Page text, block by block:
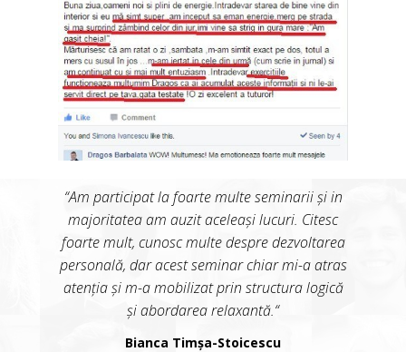
“Am participat la foarte multe seminarii și in
majoritatea am auzit aceleași lucuri. Citesc
foarte mult, cunosc multe despre dezvoltarea
personală, dar acest seminar chiar mi-a atras
atenția și m-a mobilizat prin structura logică
și abordarea relaxantă.“
Bianca Timșa-Stoicescu